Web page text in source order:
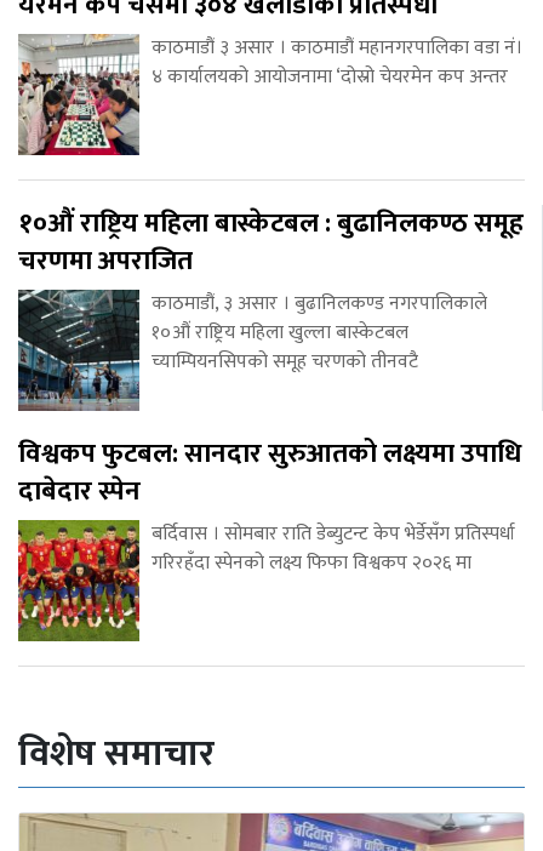
काठमाडौं ३ असार । काठमाडौं महानगरपालिका वडा नं।
४ कार्यालयको आयोजनामा ‘दोस्रो चेयरमेन कप अन्तर
१०औं राष्ट्रिय महिला बास्केटबल : बुढानिलकण्ठ समूह
चरणमा अपराजित
काठमाडौं, ३ असार । बुढानिलकण्ड नगरपालिकाले
१०औं राष्ट्रिय महिला खुल्ला बास्केटबल
च्याम्पियनसिपको समूह चरणको तीनवटै
विश्वकप फुटबल: सानदार सुरुआतको लक्ष्यमा उपाधि
दाबेदार स्पेन
बर्दिवास । सोमबार राति डेब्युटन्ट केप भेर्डेसँग प्रतिस्पर्धा
गरिरहँदा स्पेनको लक्ष्य फिफा विश्वकप २०२६ मा
विशेष समाचार